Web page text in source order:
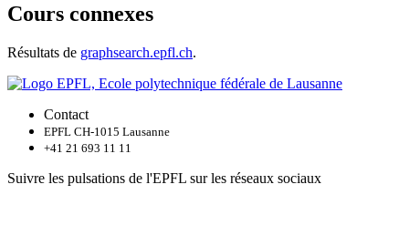
Cours connexes
Résultats de graphsearch.epfl.ch.
Contact
EPFL CH-1015 Lausanne
+41 21 693 11 11
Suivre les pulsations de l'EPFL sur les réseaux sociaux